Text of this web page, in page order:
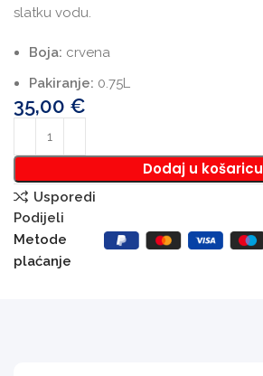
slatku vodu.
Boja: crvena
Pakiranje: 0.75L
35,00 €
Dodaj u košaricu
Usporedi
Podijeli
Metode
plaćanje